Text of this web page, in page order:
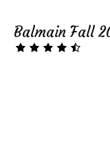
Balmain Fall